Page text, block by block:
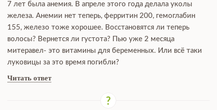
7 лет была анемия. В апреле этого года делала уколы
железа. Анемии нет теперь, ферритин 200, гемоглабин
155, железо тоже хорошее. Восстановятся ли теперь
волосы? Вернется ли густота? Пью уже 2 месяца
митеравел- это витамины для беременных. Или всё таки
луковицы за это время погибли?
Читать ответ